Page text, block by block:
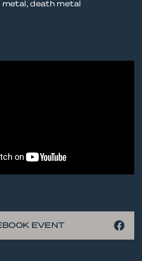
death metal
EVENT